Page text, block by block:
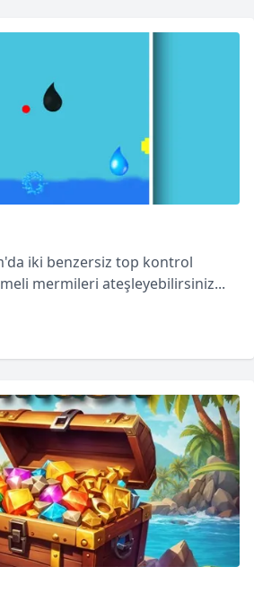
iki benzersiz top kontrol
mermileri ateşleyebilirsiniz...